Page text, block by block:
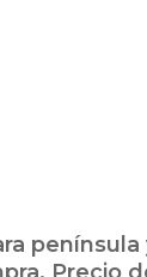
península